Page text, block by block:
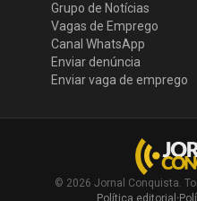
Grupo de Notícias
Vagas de Emprego
Canal WhatsApp
Enviar denúncia
Enviar vaga de emprego
© 2026 Jornal Conquista.
Política editorial ·